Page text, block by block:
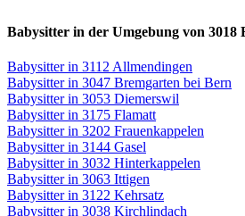
Babysitter in der Umgebung von 3018
Babysitter in 3112 Allmendingen
Babysitter in 3047 Bremgarten bei Bern
Babysitter in 3053 Diemerswil
Babysitter in 3175 Flamatt
Babysitter in 3202 Frauenkappelen
Babysitter in 3144 Gasel
Babysitter in 3032 Hinterkappelen
Babysitter in 3063 Ittigen
Babysitter in 3122 Kehrsatz
Babysitter in 3038 Kirchlindach